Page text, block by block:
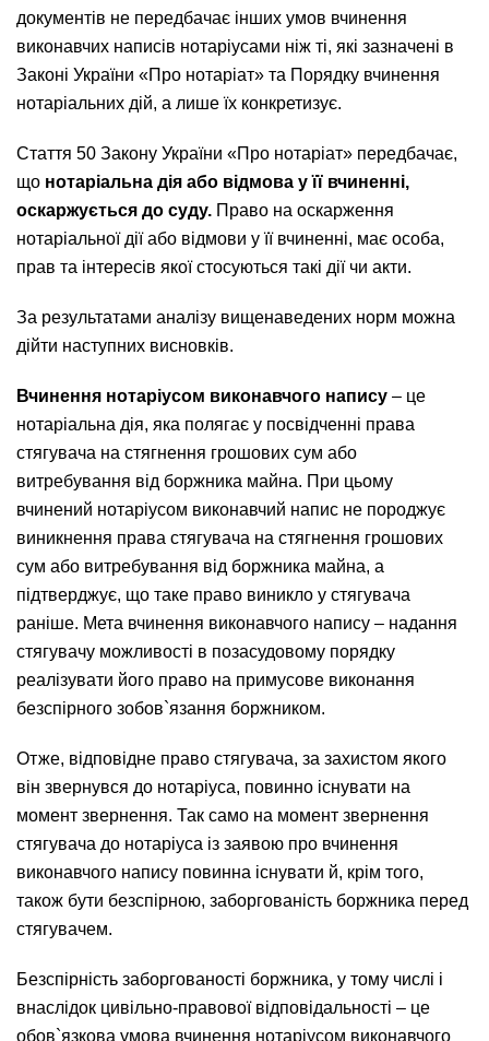
документів не передбачає інших умов вчинення
виконавчих написів нотаріусами ніж ті, які зазначені в
Законі України «Про нотаріат» та Порядку вчинення
нотаріальних дій, а лише їх конкретизує.
Стаття 50 Закону України «Про нотаріат» передбачає,
що нотаріальна дія або відмова у її вчиненні,
оскаржується до суду. Право на оскарження
нотаріальної дії або відмови у її вчиненні, має особа,
прав та інтересів якої стосуються такі дії чи акти.
За результатами аналізу вищенаведених норм можна
дійти наступних висновків.
Вчинення нотаріусом виконавчого напису – це
нотаріальна дія, яка полягає у посвідченні права
стягувача на стягнення грошових сум або
витребування від боржника майна. При цьому
вчинений нотаріусом виконавчий напис не породжує
виникнення права стягувача на стягнення грошових
сум або витребування від боржника майна, а
підтверджує, що таке право виникло у стягувача
раніше. Мета вчинення виконавчого напису – надання
стягувачу можливості в позасудовому порядку
реалізувати його право на примусове виконання
безспірного зобов`язання боржником.
Отже, відповідне право стягувача, за захистом якого
він звернувся до нотаріуса, повинно існувати на
момент звернення. Так само на момент звернення
стягувача до нотаріуса із заявою про вчинення
виконавчого напису повинна існувати й, крім того,
також бути безспірною, заборгованість боржника перед
стягувачем.
Безспірність заборгованості боржника, у тому числі і
внаслідок цивільно-правової відповідальності – це
обов`язкова умова вчинення нотаріусом виконавчого